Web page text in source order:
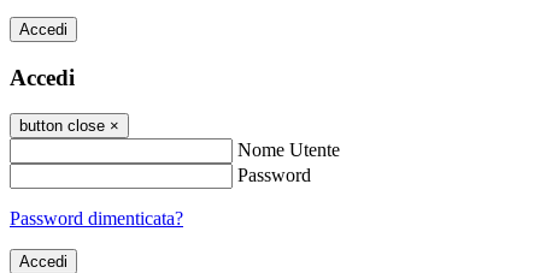
Accedi
Accedi
button close ×
Nome Utente
Password
Password dimenticata?